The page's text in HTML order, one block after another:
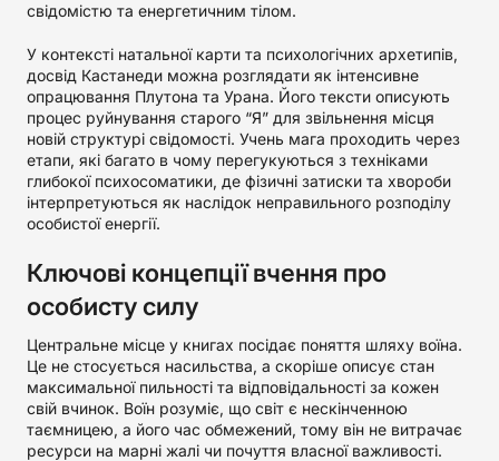
свідомістю та енергетичним тілом.
У контексті натальної карти та психологічних архетипів,
досвід Кастанеди можна розглядати як інтенсивне
опрацювання Плутона та Урана. Його тексти описують
процес руйнування старого “Я” для звільнення місця
новій структурі свідомості. Учень мага проходить через
етапи, які багато в чому перегукуються з техніками
глибокої психосоматики, де фізичні затиски та хвороби
інтерпретуються як наслідок неправильного розподілу
особистої енергії.
Ключові концепції вчення про
особисту силу
Центральне місце у книгах посідає поняття шляху воїна.
Це не стосується насильства, а скоріше описує стан
максимальної пильності та відповідальності за кожен
свій вчинок. Воїн розуміє, що світ є нескінченною
таємницею, а його час обмежений, тому він не витрачає
ресурси на марні жалі чи почуття власної важливості.